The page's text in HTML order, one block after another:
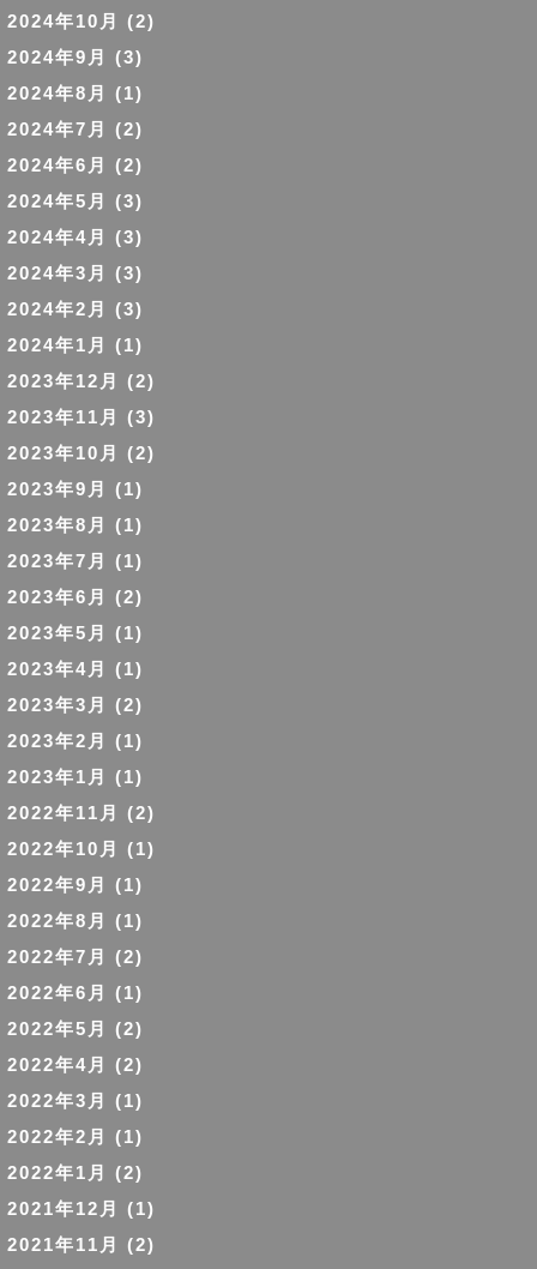
2024年10月
(2)
2024年9月
(3)
2024年8月
(1)
2024年7月
(2)
2024年6月
(2)
2024年5月
(3)
2024年4月
(3)
2024年3月
(3)
2024年2月
(3)
2024年1月
(1)
2023年12月
(2)
2023年11月
(3)
2023年10月
(2)
2023年9月
(1)
2023年8月
(1)
2023年7月
(1)
2023年6月
(2)
2023年5月
(1)
2023年4月
(1)
2023年3月
(2)
2023年2月
(1)
2023年1月
(1)
2022年11月
(2)
2022年10月
(1)
2022年9月
(1)
2022年8月
(1)
2022年7月
(2)
2022年6月
(1)
2022年5月
(2)
2022年4月
(2)
2022年3月
(1)
2022年2月
(1)
2022年1月
(2)
2021年12月
(1)
2021年11月
(2)